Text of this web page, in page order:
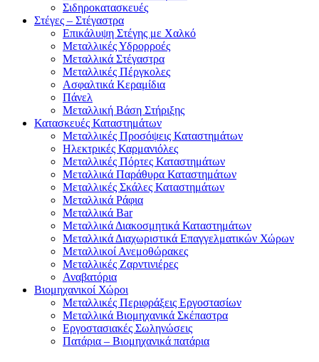
Σιδηροκατασκευές
Στέγες – Στέγαστρα
Επικάλυψη Στέγης με Χαλκό
Μεταλλικές Υδρορροές
Μεταλλικά Στέγαστρα
Μεταλλικές Πέργκολες
Ασφαλτικά Κεραμίδια
Πάνελ
Μεταλλική Βάση Στήριξης
Κατασκευές Καταστημάτων
Μεταλλικές Προσόψεις Καταστημάτων
Ηλεκτρικές Καρμανιόλες
Μεταλλικές Πόρτες Καταστημάτων
Μεταλλικά Παράθυρα Καταστημάτων
Μεταλλικές Σκάλες Καταστημάτων
Μεταλλικά Ράφια
Μεταλλικά Bar
Μεταλλικά Διακοσμητικά Καταστημάτων
Μεταλλικά Διαχωριστικά Επαγγελματικών Χώρων
Μεταλλικοί Ανεμοθώρακες
Μεταλλικές Ζαρντινιέρες
Αναβατόρια
Βιομηχανικοί Χώροι
Μεταλλικές Περιφράξεις Εργοστασίων
Μεταλλικά Βιομηχανικά Σκέπαστρα
Εργοστασιακές Σωληνώσεις
Πατάρια – Βιομηχανικά πατάρια